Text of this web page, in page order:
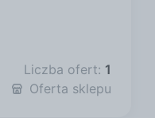
Liczba ofert: 1
Oferta sklepu